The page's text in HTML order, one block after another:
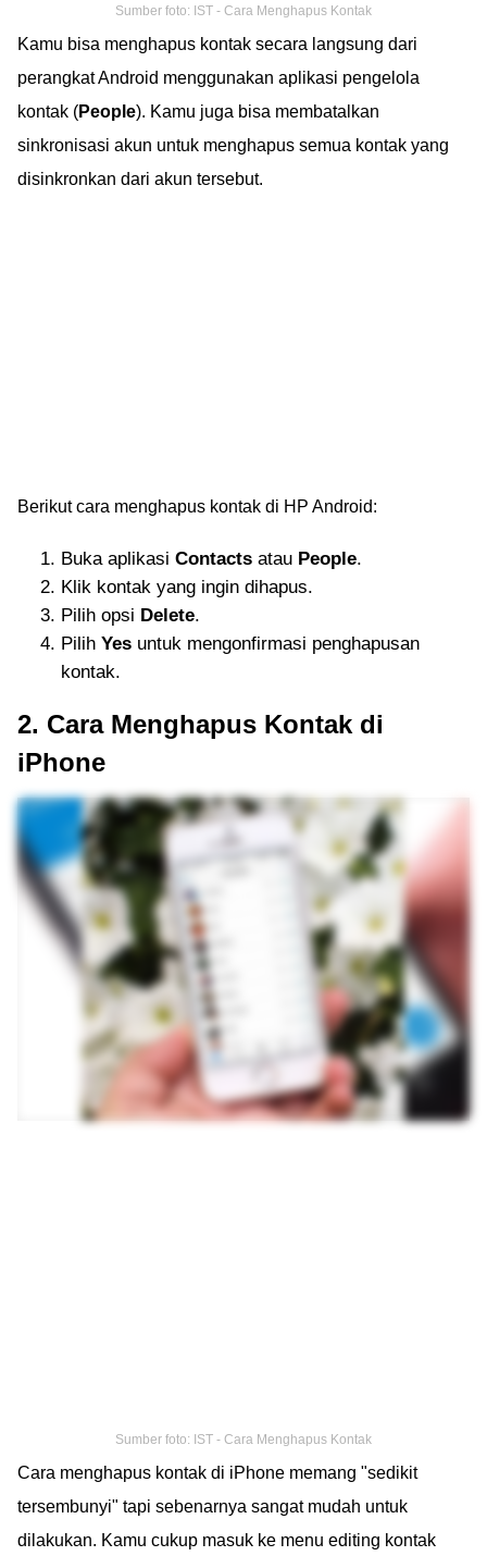
Sumber foto: IST - Cara Menghapus Kontak
Kamu bisa menghapus kontak secara langsung dari
perangkat Android menggunakan aplikasi pengelola
kontak (People). Kamu juga bisa membatalkan
sinkronisasi akun untuk menghapus semua kontak yang
disinkronkan dari akun tersebut.
Berikut cara menghapus kontak di HP Android:
Buka aplikasi Contacts atau People.
Klik kontak yang ingin dihapus.
Pilih opsi Delete.
Pilih Yes untuk mengonfirmasi penghapusan
kontak.
2. Cara Menghapus Kontak di
iPhone
Sumber foto: IST - Cara Menghapus Kontak
Cara menghapus kontak di iPhone memang "sedikit
tersembunyi" tapi sebenarnya sangat mudah untuk
dilakukan. Kamu cukup masuk ke menu editing kontak